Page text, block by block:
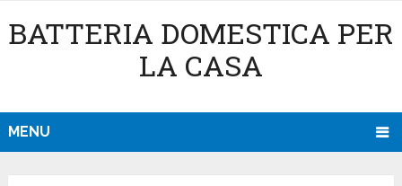
BATTERIA DOMESTICA PER
LA CASA
MENU